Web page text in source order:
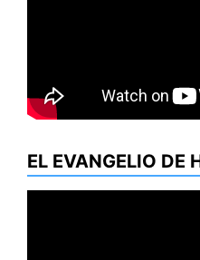
EL EVANGELIO DE